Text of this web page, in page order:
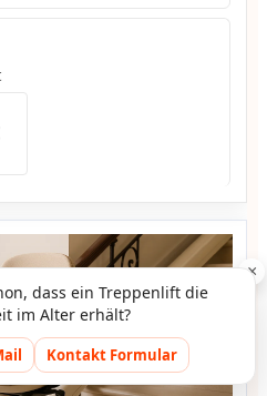
×
dass ein Treppenlift die
im Alter erhält?
Kontakt Formular